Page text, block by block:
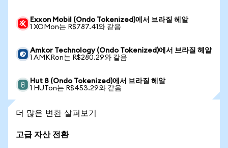
Exxon Mobil (Ondo Tokenized)에서 브라질 헤알
1 XOMon는 R$787.41와 같음
Amkor Technology (Ondo Tokenized)에서 브라질 헤알
1 AMKRon는 R$280.29와 같음
Hut 8 (Ondo Tokenized)에서 브라질 헤알
1 HUTon는 R$453.29와 같음
더 많은 변환 살펴보기
고급 자산 전환